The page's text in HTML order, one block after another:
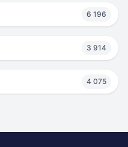
6 196
3 914
4 075